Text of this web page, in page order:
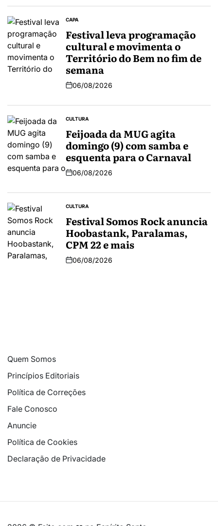
CAPA
Festival leva programação
cultural e movimenta o
Território do Bem no fim de
semana
06/08/2026
CULTURA
Feijoada da MUG agita
domingo (9) com samba e
esquenta para o Carnaval
06/08/2026
CULTURA
Festival Somos Rock anuncia
Hoobastank, Paralamas,
CPM 22 e mais
06/08/2026
Quem Somos
Princípios Editoriais
Política de Correções
Fale Conosco
Anuncie
Política de Cookies
Declaração de Privacidade